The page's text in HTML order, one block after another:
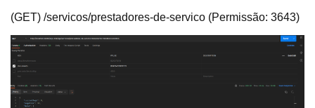
(GET) /servicos/prestadores-de-servico (Permissão: 3643)